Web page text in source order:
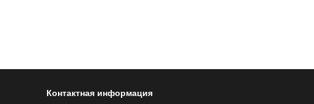
Контактная информация